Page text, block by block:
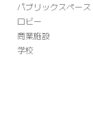
パブリックスペース
ロビー
商業施設
学校